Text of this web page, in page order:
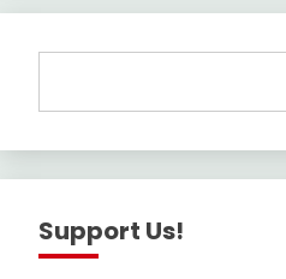
Support Us!